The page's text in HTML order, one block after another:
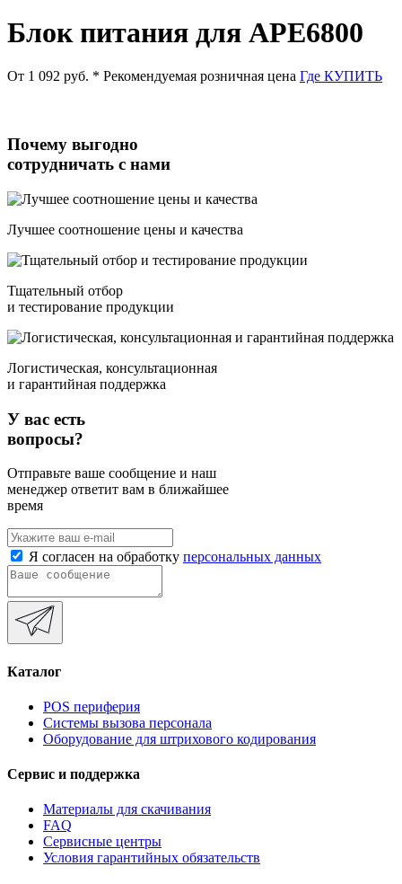
Блок питания для APE6800
От 1 092 руб. * Рекомендуемая розничная цена Где КУПИТЬ
Почему выгодно
сотрудничать с нами
Лучшее соотношение цены и качества
Тщательный отбор
и тестирование продукции
Логистическая, консультационная
и гарантийная поддержка
У вас есть
вопросы?
Отправьте ваше сообщение и наш
менеджер ответит вам в ближайшее
время
Я согласен на обработку персональных данных
Каталог
POS периферия
Системы вызова персонала
Оборудование для штрихового кодирования
Сервис и поддержка
Материалы для скачивания
FAQ
Сервисные центры
Условия гарантийных обязательств